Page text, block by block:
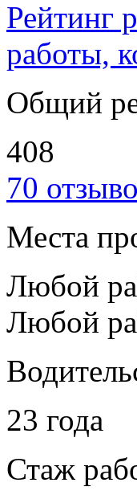
Рейтинг
работы,
Общий
408
70
Места
Любой
Любой
23 года
Стаж